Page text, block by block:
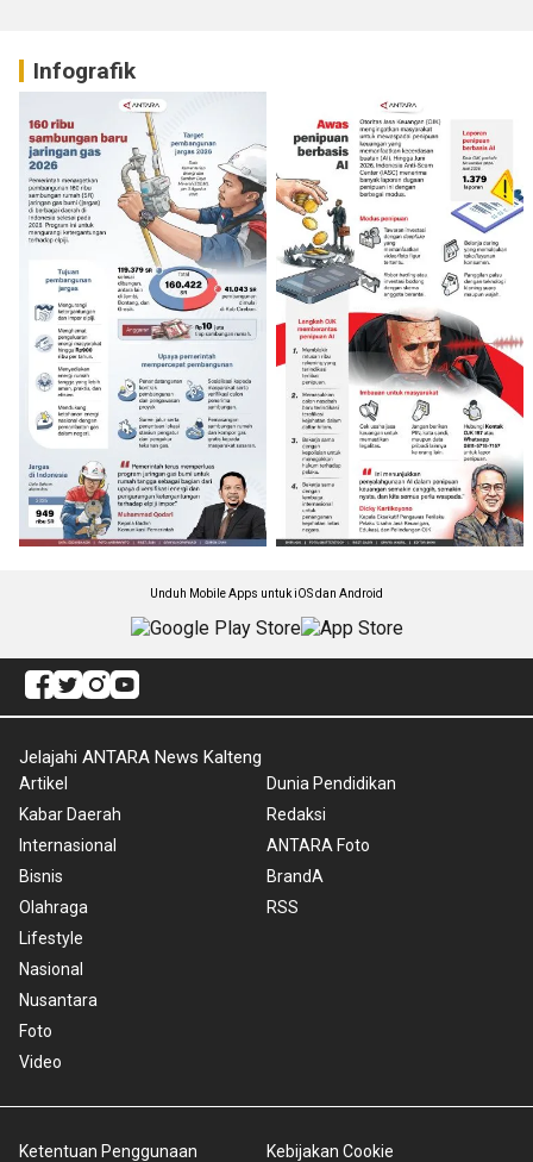
Infografik
Unduh Mobile Apps untuk iOS dan Android
Jelajahi ANTARA News Kalteng
Artikel
Kabar Daerah
Internasional
Bisnis
Olahraga
Lifestyle
Nasional
Nusantara
Foto
Video
Dunia Pendidikan
Redaksi
ANTARA Foto
BrandA
RSS
Ketentuan Penggunaan Kebijakan Cookie